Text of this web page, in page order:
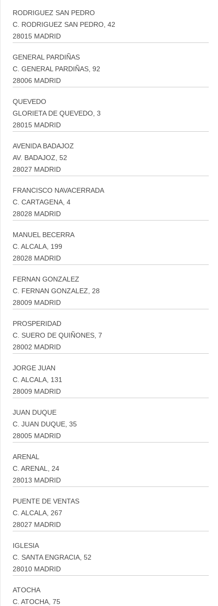
RODRIGUEZ SAN PEDRO
C. RODRIGUEZ SAN PEDRO, 42
28015 MADRID
GENERAL PARDIÑAS
C. GENERAL PARDIÑAS, 92
28006 MADRID
QUEVEDO
GLORIETA DE QUEVEDO, 3
28015 MADRID
AVENIDA BADAJOZ
AV. BADAJOZ, 52
28027 MADRID
FRANCISCO NAVACERRADA
C. CARTAGENA, 4
28028 MADRID
MANUEL BECERRA
C. ALCALA, 199
28028 MADRID
FERNAN GONZALEZ
C. FERNAN GONZALEZ, 28
28009 MADRID
PROSPERIDAD
C. SUERO DE QUIÑONES, 7
28002 MADRID
JORGE JUAN
C. ALCALA, 131
28009 MADRID
JUAN DUQUE
C. JUAN DUQUE, 35
28005 MADRID
ARENAL
C. ARENAL, 24
28013 MADRID
PUENTE DE VENTAS
C. ALCALA, 267
28027 MADRID
IGLESIA
C. SANTA ENGRACIA, 52
28010 MADRID
ATOCHA
C. ATOCHA, 75